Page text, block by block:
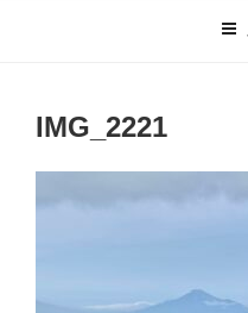
IMG_2221